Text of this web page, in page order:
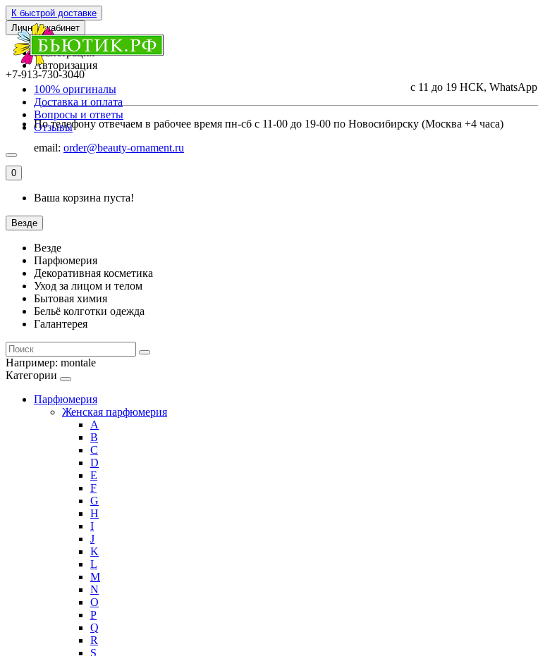
К быстрой доставке
Личный кабинет
Регистрация
Авторизация
100% оригиналы
Доставка и оплата
Вопросы и ответы
Отзывы
+7-913-730-3040
с 11 до 19 НСК, WhatsApp
По телефону отвечаем в рабочее время пн-сб с 11-00 до 19-00 по Новосибирску (Москва +4 часа)
email: order@beauty-ornament.ru
0
Ваша корзина пуста!
Везде
Везде
Парфюмерия
Декоративная косметика
Уход за лицом и телом
Бытовая химия
Бельё колготки одежда
Галантерея
Например: montale
Категории
Парфюмерия
Женская парфюмерия
A
B
C
D
E
F
G
H
I
J
K
L
M
N
O
P
Q
R
S